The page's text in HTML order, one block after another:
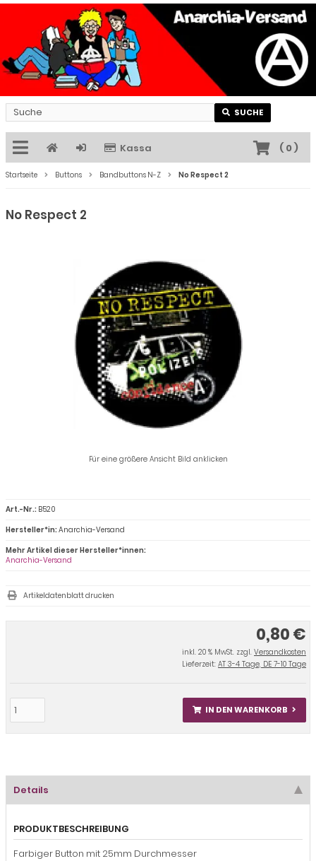
SUCHE
Kassa ( 0)
Startseite Buttons Bandbuttons N-Z No Respect 2
No Respect 2
Für eine größere Ansicht Bild anklicken
0,80 €
inkl. 20 % MwSt. zzgl. Versandkosten
Lieferzeit: AT 3-4 Tage, DE 7-10 Tage
IN DEN WARENKORB
Art.-Nr.: B520
Hersteller*in:Anarchia-Versand
Mehr Artikel dieser Hersteller*innen:
Anarchia-Versand
Artikeldatenblatt drucken
Details
PRODUKTBESCHREIBUNG
Farbiger Button mit 25mm Durchmesser